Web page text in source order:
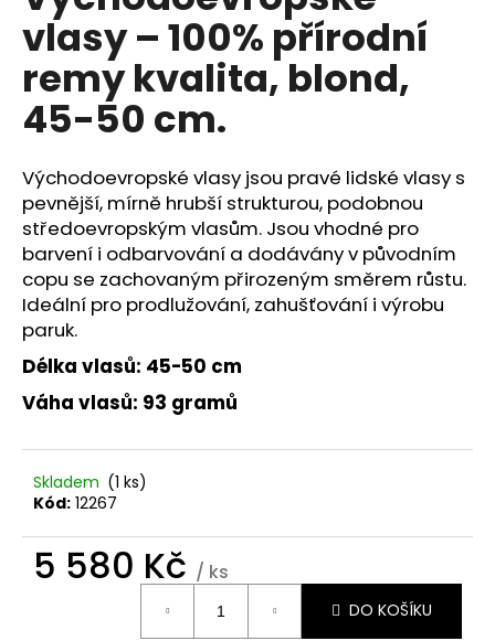
z
5
hvězdiček.
vlasy – 100% přírodní
remy kvalita, blond,
45-50 cm.
Východoevropské vlasy jsou pravé lidské vlasy s
pevnější, mírně hrubší strukturou, podobnou
středoevropským vlasům. Jsou vhodné pro
barvení i odbarvování a dodávány v původním
copu se zachovaným přirozeným směrem růstu.
Ideální pro prodlužování, zahušťování i výrobu
paruk.
Délka vlasů: 45-50 cm
Váha vlasů: 93 gramů
Skladem (1 ks)
Kód: 12267
5 580 Kč / ks
DO KOŠÍKU
a
j
í
t
HLEDAT
D
o
p
r
u
č
j